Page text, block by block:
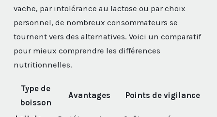
vache, par intolérance au lactose ou par choix
personnel, de nombreux consommateurs se
tournent vers des alternatives. Voici un comparatif
pour mieux comprendre les différences
nutritionnelles.
Type de
boisson
Avantages Points de vigilance